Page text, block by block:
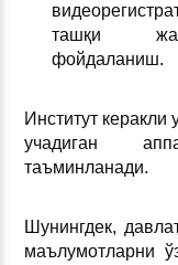
ташқи
фойдаланиш.
Институт
учадиган
таъминланади.
Шунингдек,
маълумотларни